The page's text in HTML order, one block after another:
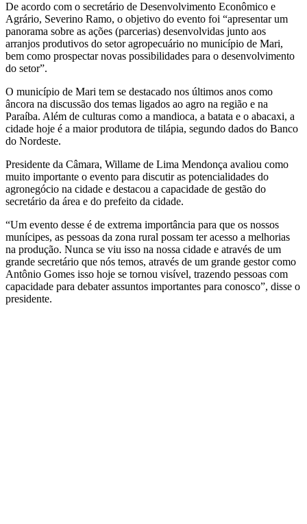
De acordo com o secretário de Desenvolvimento Econômico e
Agrário, Severino Ramo, o objetivo do evento foi “apresentar um
panorama sobre as ações (parcerias) desenvolvidas junto aos
arranjos produtivos do setor agropecuário no município de Mari,
bem como prospectar novas possibilidades para o desenvolvimento
do setor”.
O município de Mari tem se destacado nos últimos anos como
âncora na discussão dos temas ligados ao agro na região e na
Paraíba. Além de culturas como a mandioca, a batata e o abacaxi, a
cidade hoje é a maior produtora de tilápia, segundo dados do Banco
do Nordeste.
Presidente da Câmara, Willame de Lima Mendonça avaliou como
muito importante o evento para discutir as potencialidades do
agronegócio na cidade e destacou a capacidade de gestão do
secretário da área e do prefeito da cidade.
“Um evento desse é de extrema importância para que os nossos
munícipes, as pessoas da zona rural possam ter acesso a melhorias
na produção. Nunca se viu isso na nossa cidade e através de um
grande secretário que nós temos, através de um grande gestor como
Antônio Gomes isso hoje se tornou visível, trazendo pessoas com
capacidade para debater assuntos importantes para conosco”, disse o
presidente.